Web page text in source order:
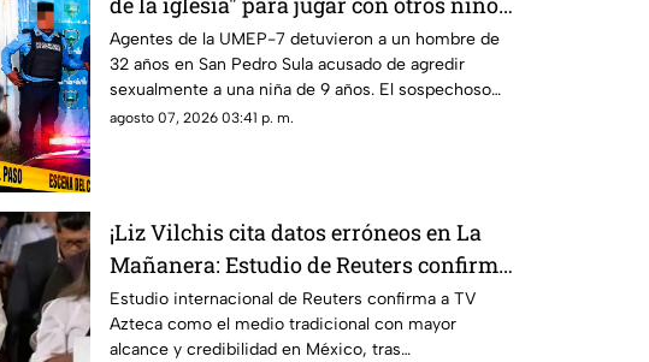
y la niña terminó 4bus4d4
Agentes de la UMEP-7 detuvieron a un hombre de
32 años en San Pedro Sula acusado de agredir
sexualmente a una niña de 9 años. El sospechoso
fue remitido al Ministerio Público.
agosto 07, 2026 03:41 p. m.
¡Liz Vilchis cita datos erróneos en La
Mañanera: Estudio de Reuters confirma
liderazgo de TV Azteca en alcance y
credibilidad
Estudio internacional de Reuters confirma a TV
Azteca como el medio tradicional con mayor
alcance y credibilidad en México, tras